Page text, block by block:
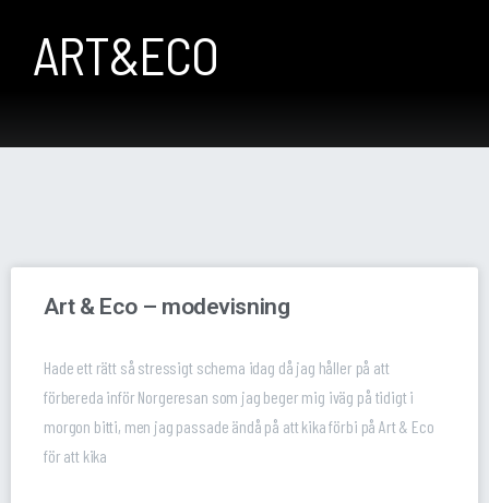
ART&ECO
Art & Eco – modevisning
Hade ett rätt så stressigt schema idag då jag håller på att
förbereda inför Norgeresan som jag beger mig iväg på tidigt i
morgon bitti, men jag passade ändå på att kika förbi på Art & Eco
för att kika